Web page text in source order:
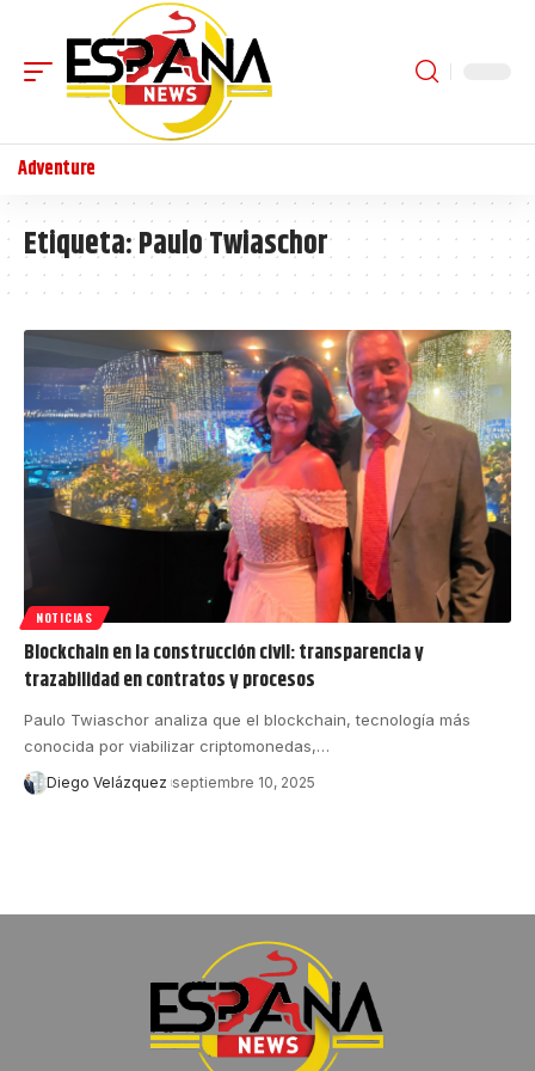
Adventure
Etiqueta:Paulo Twiaschor
NOTICIAS
Blockchain en la construcción civil: transparencia y
trazabilidad en contratos y procesos
Paulo Twiaschor analiza que el blockchain, tecnología más
conocida por viabilizar criptomonedas,…
Diego Velázquez septiembre 10, 2025